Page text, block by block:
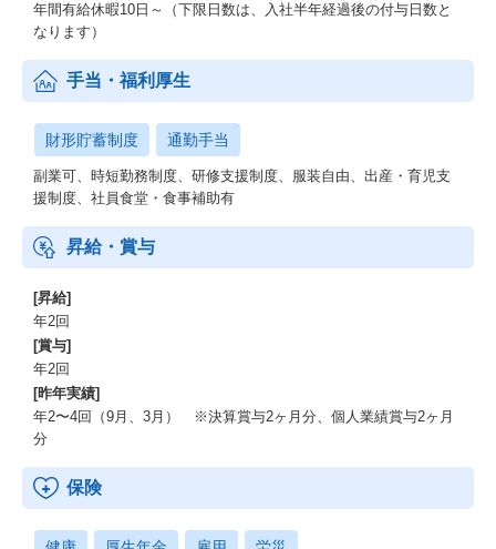
年間有給休暇10日～（下限日数は、入社半年経過後の付与日数と
なります）
手当・福利厚生
財形貯蓄制度 通勤手当
副業可、時短勤務制度、研修支援制度、服装自由、出産・育児支
援制度、社員食堂・食事補助有
昇給・賞与
[昇給]
年2回
[賞与]
年2回
[昨年実績]
年2〜4回（9月、3月） ※決算賞与2ヶ月分、個人業績賞与2ヶ月
分
保険